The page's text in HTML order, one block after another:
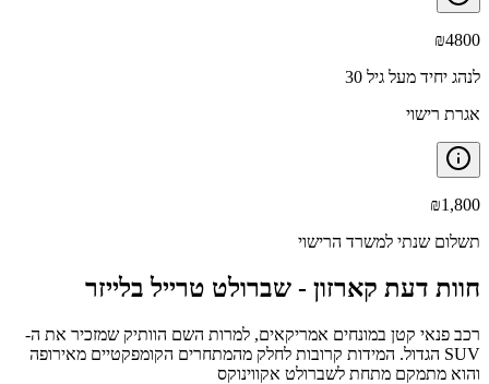
₪4800
לנהג יחיד מעל גיל 30
אגרת רישוי
₪1,800
תשלום שנתי למשרד הרישוי
חוות דעת קארזון - שברולט טרייל בלייזר
רכב פנאי קטן במונחים אמריקאים, למרות השם הוותיק שמזכיר את ה-
SUV הגדול. המידות קרובות לחלק מהמתחרים הקומפקטיים מאירופה
והוא מתמקם מתחת לשברולט אקווינוקס